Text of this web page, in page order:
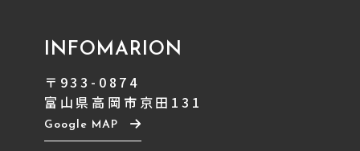
INFOMARION
〒933-0874
富山県高岡市京田131
Google MAP